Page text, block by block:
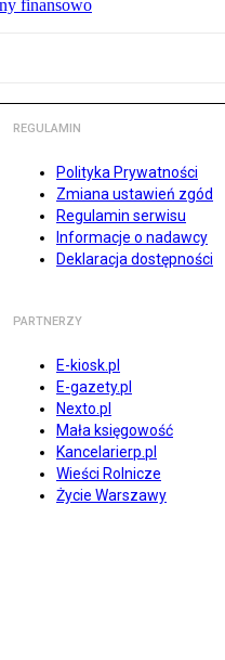
finansowo
REGULAMIN
Polityka Prywatności
Zmiana ustawień zgód
Regulamin serwisu
Informacje o nadawcy
Deklaracja dostępności
PARTNERZY
E-kiosk.pl
E-gazety.pl
Nexto.pl
Mała księgowość
Kancelarierp.pl
Wieści Rolnicze
Życie Warszawy